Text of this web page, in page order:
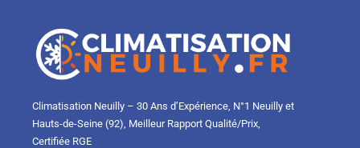
Climatisation Neuilly – 30 Ans d’Expérience, N°1 Neuilly et
Hauts-de-Seine (92), Meilleur Rapport Qualité/Prix,
Certifiée RGE